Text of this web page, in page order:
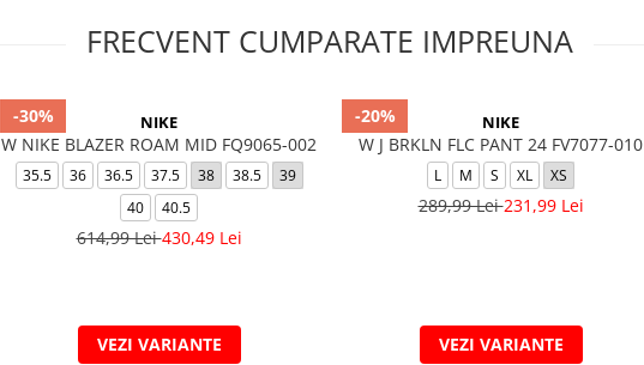
FRECVENT CUMPARATE IMPREUNA
-30% NIKE
W NIKE BLAZER ROAM MID FQ9065-002
35.5 36 36.5 37.5 38 38.5
39
40
40.5
614,99 Lei430,49 Lei
VEZI VARIANTE
-20% NIKE
W J BRKLN FLC PANT 24 FV7077-010
L M S XL XS
289,99 Lei231,99 Lei
VEZI VARIANTE